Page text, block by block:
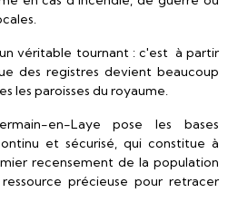
véritable tournant : c'est à partir
des registres devient beaucoup
les paroisses du royaume.
en-Laye pose les bases
et sécurisé, qui constitue à
recensement de la population
précieuse pour retracer